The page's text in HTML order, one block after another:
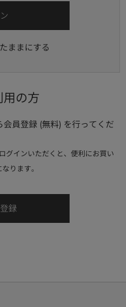
ままにする
の方
員登録 (無料) を行ってくだ
グインいただくと、便利にお買い
ります。